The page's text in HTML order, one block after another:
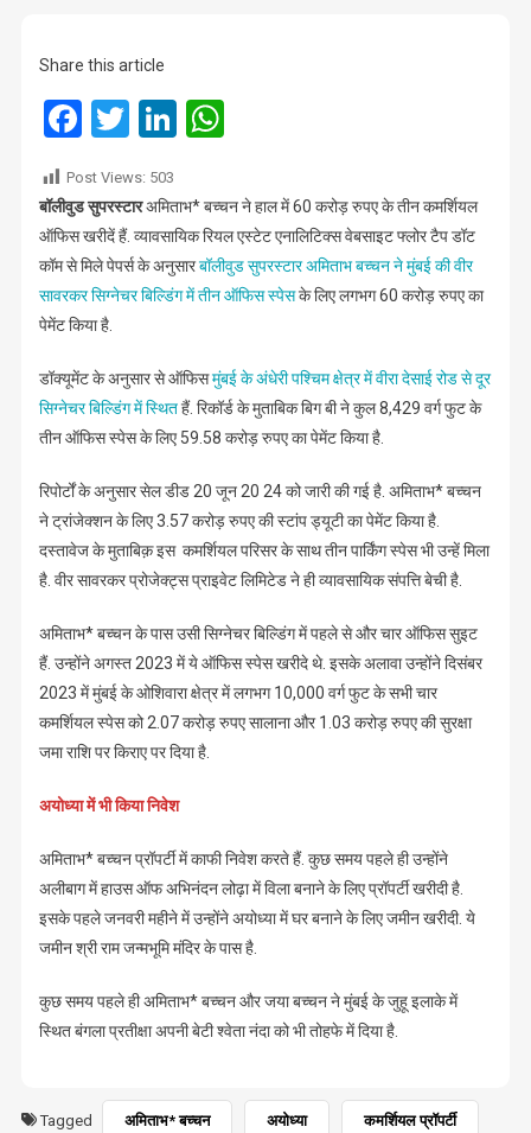
प्रॉपर्टी
Share this article
Facebook
TwitterLinkedIn
WhatsApp
Post Views: 503
बॉलीवुड सुपरस्टारअमिताभ* बच्चन ने हाल में 60 करोड़ रुपए के तीन कमर्शियल
ऑफिस खरीदें हैं. व्यावसायिक रियल एस्टेट एनालिटिक्स वेबसाइट फ्लोर टैप डॉट
कॉम से मिले पेपर्स के अनुसारबॉलीवुड सुपरस्टार अमिताभ बच्चन ने मुंबई की वीर
सावरकर सिग्नेचर बिल्डिंग में तीन ऑफिस स्पेसके लिए लगभग 60 करोड़ रुपए का
पेमेंट किया है.
डॉक्यूमेंट के अनुसार से ऑफिसमुंबई के अंधेरी पश्चिम क्षेत्र में वीरा देसाई रोड से दूर
सिग्नेचर बिल्डिंग में स्थितहैं. रिकॉर्ड के मुताबिक बिग बी ने कुल 8,429 वर्ग फुट के
तीन ऑफिस स्पेस के लिए 59.58 करोड़ रुपए का पेमेंट किया है.
रिपोर्टों के अनुसार सेल डीड 20 जून 20 24 को जारी की गई है. अमिताभ* बच्चन
ने ट्रांजेक्शन के लिए 3.57 करोड़ रुपए की स्टांप ड्यूटी का पेमेंट किया है.
दस्तावेज के मुताबिक़ इस कमर्शियल परिसर के साथ तीन पार्किंग स्पेस भी उन्हें मिला
है. वीर सावरकर प्रोजेक्ट्स प्राइवेट लिमिटेड ने ही व्यावसायिक संपत्ति बेची है.
अमिताभ* बच्चन के पास उसी सिग्नेचर बिल्डिंग में पहले से और चार ऑफिस सुइट
हैं. उन्होंने अगस्त 2023 में ये ऑफिस स्पेस खरीदे थे. इसके अलावा उन्होंने दिसंबर
2023 में मुंबई के ओशिवारा क्षेत्र में लगभग 10,000 वर्ग फुट के सभी चार
कमर्शियल स्पेस को 2.07 करोड़ रुपए सालाना और 1.03 करोड़ रुपए की सुरक्षा
जमा राशि पर किराए पर दिया है.
अयोध्या में भी किया निवेश
अमिताभ* बच्चन प्रॉपर्टी में काफी निवेश करते हैं. कुछ समय पहले ही उन्होंने
अलीबाग में हाउस ऑफ अभिनंदन लोढ़ा में विला बनाने के लिए प्रॉपर्टी खरीदी है.
इसके पहले जनवरी महीने में उन्होंने अयोध्या में घर बनाने के लिए जमीन खरीदी. ये
जमीन श्री राम जन्मभूमि मंदिर के पास है.
कुछ समय पहले ही अमिताभ* बच्चन और जया बच्चन ने मुंबई के जुहू इलाके में
स्थित बंगला प्रतीक्षा अपनी बेटी श्वेता नंदा को भी तोहफे में दिया है.
Tagged अमिताभ* बच्चन अयोध्या कमर्शियल प्रॉपर्टी